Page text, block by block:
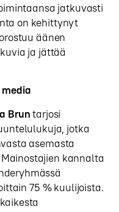
jatkuvasti
on kehittynyt
äänen
ja jättää
Bruntarjosi
jotka
asemasta
kannalta
75 % kuulijoista.